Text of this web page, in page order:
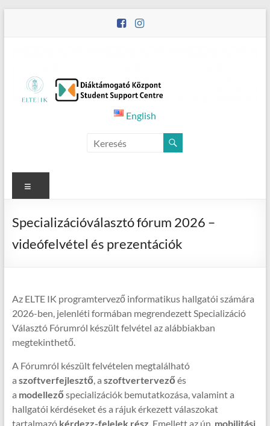
Counselling
English
Specializációválasztó fórum 2026 –
videófelvétel és prezentációk
Az ELTE IK programtervező informatikus hallgatói számára
2026-ben, jelenléti formában megrendezett Specializáció
Választó Fórumról készült felvétel az alábbiakban
megtekinthető.
A Fórumról készült felvételen megtalálható
a szoftverfejlesztő,a szoftvertervező és
a modellező specializációk bemutatkozása, valamint a
hallgatói kérdéseket és a rájuk érkezett válaszokat
tartalmazó kérdezz-felelek rész. Emellett az ún. mobilitási